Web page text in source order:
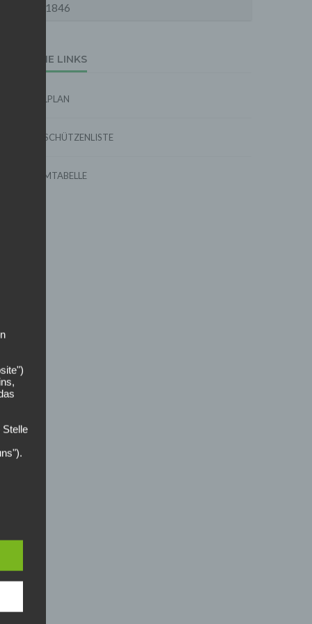
1846
EXTERNE LINKS
SPIELPLAN
TORSCHÜTZENLISTE
FORMTABELLE
Stelle
die